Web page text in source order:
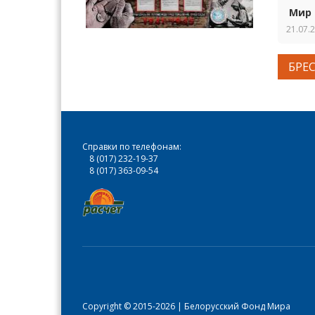
Мир
Справки по телефонам:
8 (017) 232-19-37
8 (017) 363-09-54
Copyright © 2015-2026 | Белорусский Фонд Мира